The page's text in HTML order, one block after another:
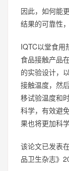
因此，如何能
结果的可靠性
IQTC以堂食用
食品接触产品
的实验设计，
接触温度，然
移试验温度和
科学，有效避
果也将更加科学
该论文已发表
品卫生杂志》